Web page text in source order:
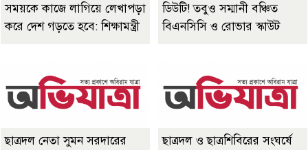
সময়কে কাজে লাগিয়ে লেখাপড়া
করে দেশ গড়তে হবে: শিক্ষামন্ত্রী
ডিউটি! তবুও সম্মানী বঞ্চিত
বিএনসিসি ও রোভার স্কাউট
ছাত্রদল নেতা সুমন সরদারের
ছাত্রদল ও ছাত্রশিবিরের সংঘর্ষে